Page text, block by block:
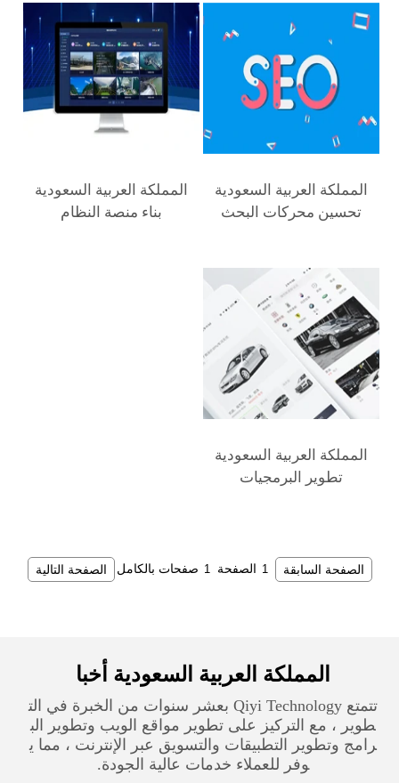
تحسين محركات البحث
بناء منصة النظام
تطوير البرمجيات
الصفحة السابقة الصفحة صفحات بالكامل الصفحة التالية
المملكة العربية السعودية‎ أخبا
تتمتع Qiyi Technology بعشر سنوات من الخبرة في الت
طوير ، مع التركيز على تطوير مواقع الويب وتطوير الب
رامج وتطوير التطبيقات والتسويق عبر الإنترنت ، مما ي
وفر للعملاء خدمات عالية الجودة.